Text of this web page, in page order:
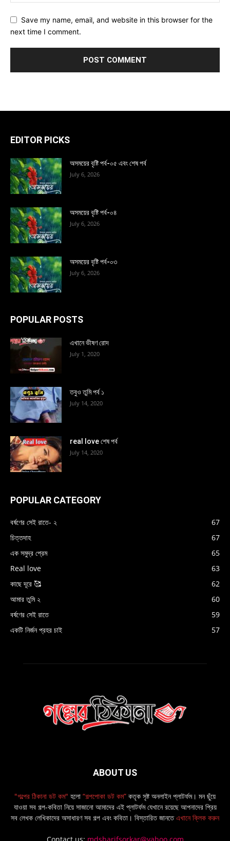
Save my name, email, and website in this browser for the
next time I comment.
EDITOR PICKS
অসময়ের বৃষ্টি পর্ব-০৫ এবং শেষ পর্ব
July 6, 2026
অসময়ের বৃষ্টি পর্ব-০৪
July 6, 2026
অসময়ের বৃষ্টি পর্ব-০৩
July 6, 2026
POPULAR POSTS
এখানে ভীষণ রোদ
July 1, 2020
তবুও তুমি পর্ব ১
July 14, 2020
real love শেষ পর্ব
July 14, 2020
POPULAR CATEGORY
বর্ষণের সেই রাতে- ২
67
চিত্তদাহ
67
এক সমুদ্র প্রেম
65
Real love
63
কাছে দূরে 🥰
62
আমার তুমি ২
60
বর্ষণের সেই রাতে
59
একটি নির্জন প্রহর চাই
57
ABOUT US
"গল্পের ঠিকানা ডট কম" হলো “গল্পপোকা ডট কম” কতৃক সৃষ্ট অনলাইন প্লাটর্ফম। মন ছুঁয়ে
যাওয়া সব গল্প-কবিতা নিয়ে সাজানো আমাদের এই প্লাটর্ফম যেখানে রয়েছে আপনাদের প্রিয়
সব লেখক লেখিকাদের অসাধারণ সব গল্প এবং কবিতা। বিস্তারিত জানতেএখানে ক্লিক করুন